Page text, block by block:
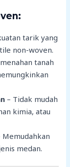
tarik yang
non-woven.
tanah
– Tidak mudah
kimia, atau
Memudahkan
medan.